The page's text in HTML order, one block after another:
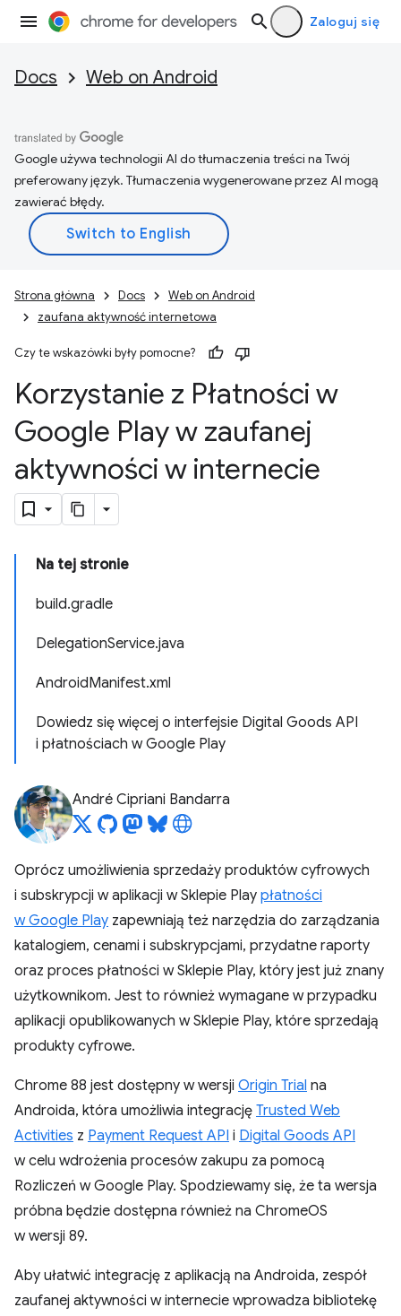
Zaloguj się
Docs Web on Android
Google używa technologii AI do tłumaczenia treści na Twój
preferowany język. Tłumaczenia wygenerowane przez AI mogą
zawierać błędy.
Strona główna Docs
Web on Android
zaufana aktywność internetowa
Czy te wskazówki były pomocne?
Korzystanie z Płatności w
Google Play w zaufanej
aktywności w internecie
Na tej stronie
build.gradle
DelegationService.java
AndroidManifest.xml
Dowiedz się więcej o interfejsie Digital Goods API
i płatnościach w Google Play
André Cipriani Bandarra
Oprócz umożliwienia sprzedaży produktów cyfrowych
i subskrypcji w aplikacji w Sklepie Play płatności
w Google Play zapewniają też narzędzia do zarządzania
katalogiem, cenami i subskrypcjami, przydatne raporty
oraz proces płatności w Sklepie Play, który jest już znany
użytkownikom. Jest to również wymagane w przypadku
aplikacji opublikowanych w Sklepie Play, które sprzedają
produkty cyfrowe.
Chrome 88 jest dostępny w wersji Origin Trial na
Androida, która umożliwia integrację Trusted Web
Activities z Payment Request API i Digital Goods API
w celu wdrożenia procesów zakupu za pomocą
Rozliczeń w Google Play. Spodziewamy się, że ta wersja
próbna będzie dostępna również na ChromeOS
w wersji 89.
Aby ułatwić integrację z aplikacją na Androida, zespół
zaufanej aktywności w internecie wprowadza bibliotekę